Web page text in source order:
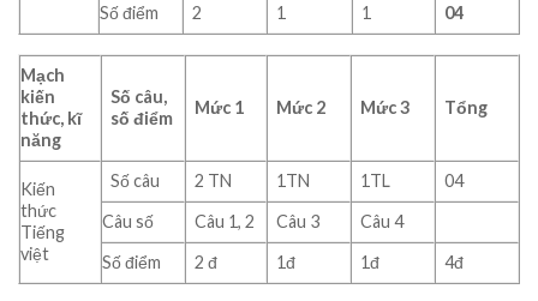
Số điểm
2 1 1 04
Mạch
kiến
thức, kĩ
năng
Số câu,
số điểm
Mức 1 Mức 2 Mức 3 Tổng
Kiến
thức
Tiếng
việt
Số câu 2 TN 1TN 1TL
04
Câu số
Câu 1, 2 Câu 3
Câu 4
Số điểm
2 đ 1đ 1đ 4đ